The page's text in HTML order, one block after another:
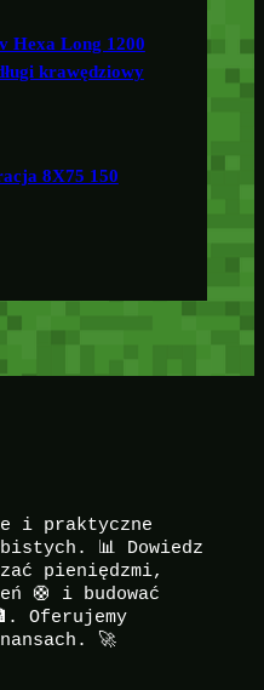
Hexa Long 1200
krawędziowy
8X75 150
i praktyczne
📊 Dowiedz
pieniędzmi,
🛟 i budować
Oferujemy
🚀